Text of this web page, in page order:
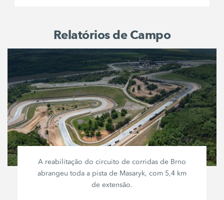
Relatórios de Campo
A reabilitação do circuito de corridas de Brno
abrangeu toda a pista de Masaryk, com 5,4 km
de extensão.